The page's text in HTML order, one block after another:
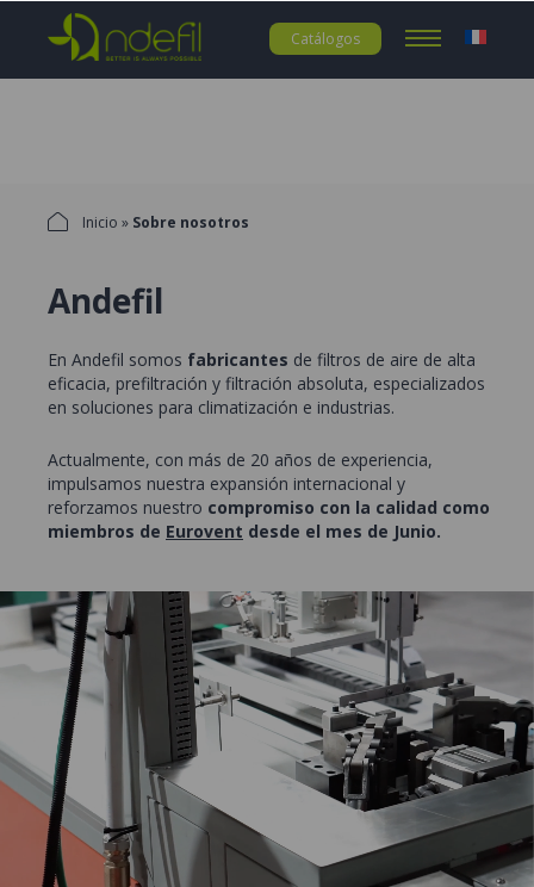
Catálogos
Inicio » Sobre nosotros
Andefil
En Andefil somos fabricantes de filtros de aire de alta
eficacia, prefiltración y filtración absoluta, especializados
en soluciones para climatización e industrias.
Actualmente, con más de 20 años de experiencia,
impulsamos nuestra expansión internacional y
reforzamos nuestro compromiso con la calidad como
miembros de Eurovent desde el mes de Junio.